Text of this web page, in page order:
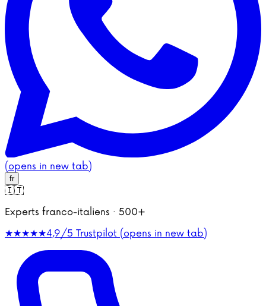
(opens in new tab)
fr
🇮🇹
Experts franco-italiens · 500+
★★★★★4,9/5 Trustpilot (opens in new tab)